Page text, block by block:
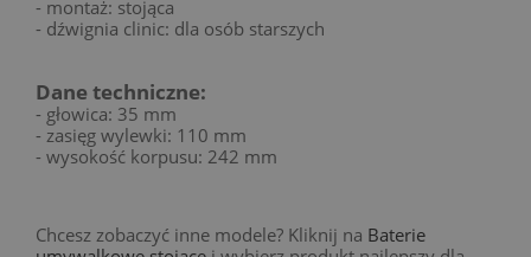
- montaż: stojąca
- dźwignia clinic: dla osób starszych
Dane techniczne:
- głowica: 35 mm
- zasięg wylewki: 110 mm
- wysokość korpusu: 242 mm
Chcesz zobaczyć inne modele? Kliknij na Baterie